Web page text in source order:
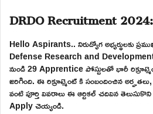
DRDO Recruitment 2024:
Hello Aspirants.. నిరుద్యోగ అభ్యర్థులకు
Defense Research and
నుండి 29 Apprentice పోస్టులతో భారీ
జరిగింది. ఈ రిక్రూట్మెంట్ కి సంబందించిన
వంటి పూర్తి వివరాలు ఈ ఆర్టికల్ చదివిన
Apply చెయ్యండి.